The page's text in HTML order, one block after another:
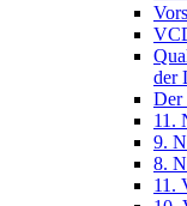
der
Der
11.
9.
8.
11.